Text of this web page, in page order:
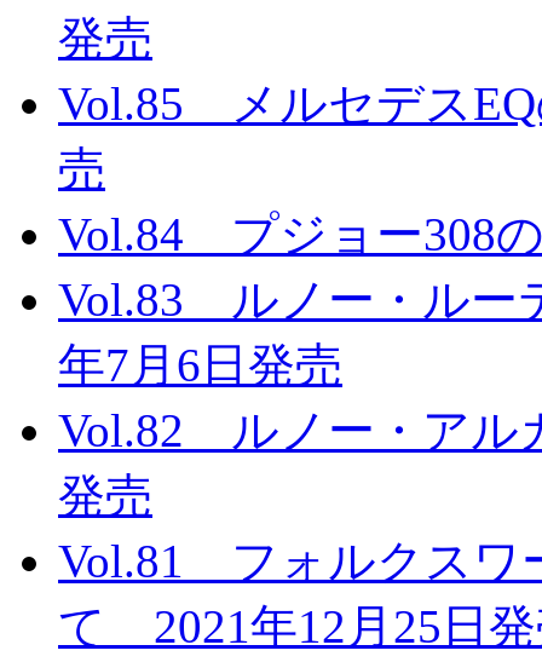
発売
Vol.85 メルセデス
売
Vol.84 プジョー308
Vol.83 ルノー・ルー
年7月6日発売
Vol.82 ルノー・アル
発売
Vol.81 フォルクスワ
て 2021年12月25日